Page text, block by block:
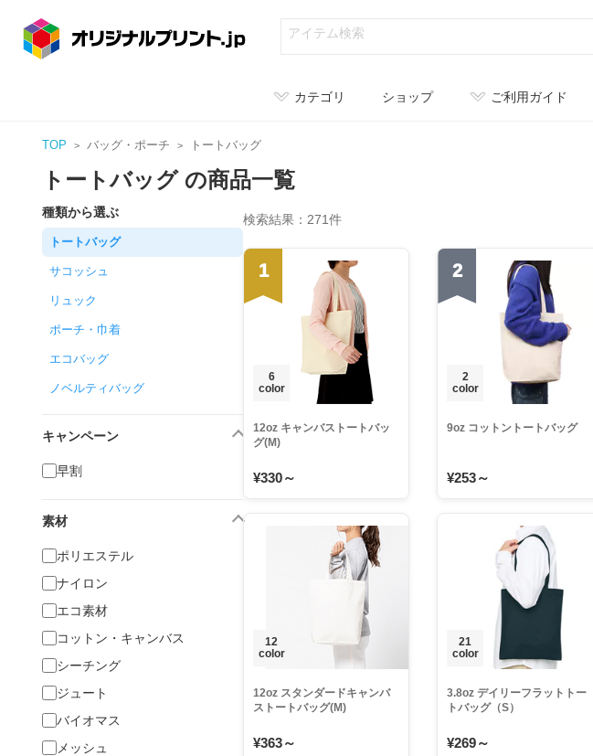
カテゴリ ショップ ご利用ガイド
TOP バッグ・ポーチ トートバッグ
トートバッグ の商品一覧
種類から選ぶ
トートバッグ
サコッシュ
リュック
ポーチ・巾着
エコバッグ
ノベルティバッグ
キャンペーン
早割
素材
ポリエステル
ナイロン
エコ素材
コットン・キャンバス
シーチング
ジュート
バイオマス
メッシュ
検索結果：271件
1
6
color
12oz キャンバストートバッ
グ(M)
¥330～
2
2
color
9oz コットントートバッグ
¥253～
12
color
12oz スタンダードキャンバ
ストートバッグ(M)
¥363～
21
color
3.8oz デイリーフラットトー
トバッグ（S）
¥269～